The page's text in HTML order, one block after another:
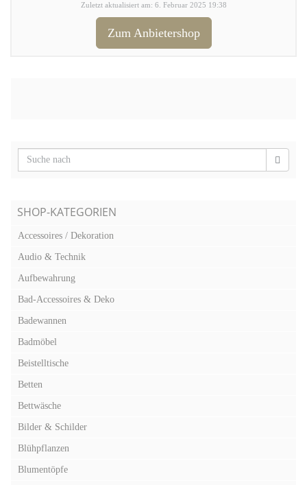
Zuletzt aktualisiert am: 6. Februar 2025 19:38
Zum Anbietershop
SHOP-KATEGORIEN
Accessoires / Dekoration
Audio & Technik
Aufbewahrung
Bad-Accessoires & Deko
Badewannen
Badmöbel
Beistelltische
Betten
Bettwäsche
Bilder & Schilder
Blühpflanzen
Blumentöpfe